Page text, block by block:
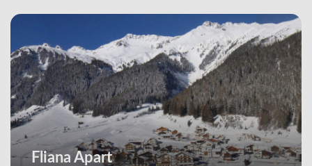
Fliana Apart